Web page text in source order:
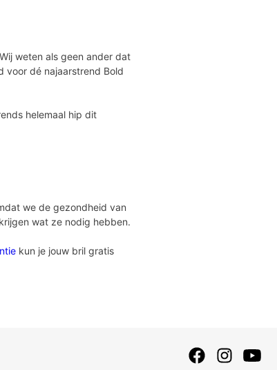
weten als geen ander dat
voor dé najaarstrend Bold
helemaal hip dit
we de gezondheid van
wat ze nodig hebben.
kun je jouw bril gratis